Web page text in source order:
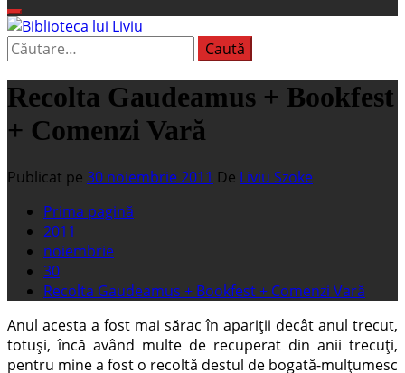
Biblioteca lui Liviu
Fostul blog FanSF
Caută
după:
Recolta Gaudeamus + Bookfest
+ Comenzi Vară
Publicat pe 30 noiembrie 2011 De Liviu Szoke
Prima pagină
2011
noiembrie
30
Recolta Gaudeamus + Bookfest + Comenzi Vară
Anul acesta a fost mai sărac în apariții decât anul trecut,
totuși, încă având multe de recuperat din anii trecuți,
pentru mine a fost o recoltă destul de bogată-mulțumesc